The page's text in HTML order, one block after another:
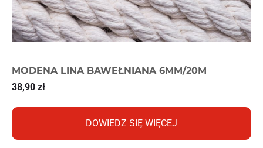
MODENA LINA BAWEŁNIANA 6MM/20M
38,90 zł
DOWIEDZ SIĘ WIĘCEJ